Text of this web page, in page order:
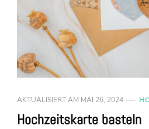
AKTUALISIERT AM MAI 26, 2024
Hochzeitskarte basteln